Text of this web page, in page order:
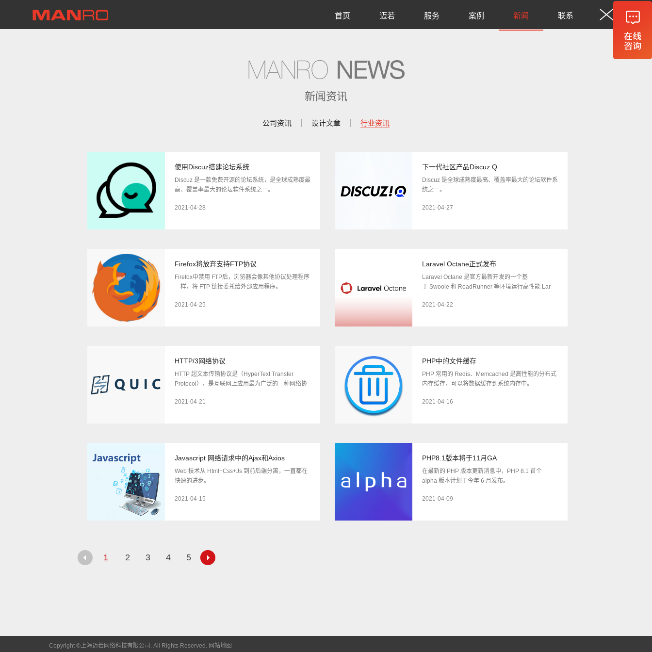
首页 迈若 服务 案例 新闻 联系
新闻资讯
公司资讯 设计文章 行业资讯
使用Discuz搭建论坛系统
Discuz 是一款免费开源的论坛系统，是全球成熟度最
高、覆盖率最大的论坛软件系统之一。
2021-04-28
下一代社区产品Discuz Q
Discuz 是全球成熟度最高、覆盖率最大的论坛软件系
统之一。
2021-04-27
Firefox将放弃支持FTP协议
Firefox中禁用 FTP后，浏览器会像其他协议处理程序
一样，将 FTP 链接委托给外部应用程序。
2021-04-25
Laravel Octane正式发布
Laravel Octane 是官方最新开发的一个基
于 Swoole 和 RoadRunner 等环境运行高性能 Lar
2021-04-22
HTTP/3网络协议
HTTP 超文本传输协议是（HyperText Transfer
Protocol），是互联网上应用最为广泛的一种网络协
2021-04-21
PHP中的文件缓存
PHP 常用的 Redis、Memcached 是高性能的分布式
内存缓存，可以将数据缓存到系统内存中。
2021-04-16
Javascript 网络请求中的Ajax和Axios
Web 技术从 Html+Css+Js 到前后端分离，一直都在
快速的进步。
2021-04-15
PHP8.1版本将于11月GA
在最新的 PHP 版本更新消息中，PHP 8.1 首个
alpha 版本计划于今年 6 月发布。
2021-04-09
1 2 3 4 5
Copyright ©上海迈若网络科技有限公司. All Rights Reserved. 网站地图